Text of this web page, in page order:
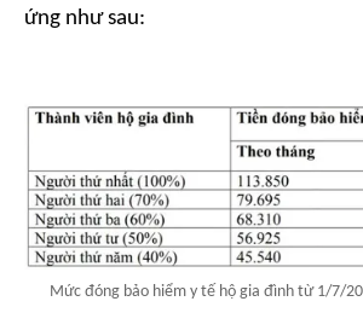
ứng như sau:
Mức đóng bảo hiểm y tế hộ gia đình từ 1/7/